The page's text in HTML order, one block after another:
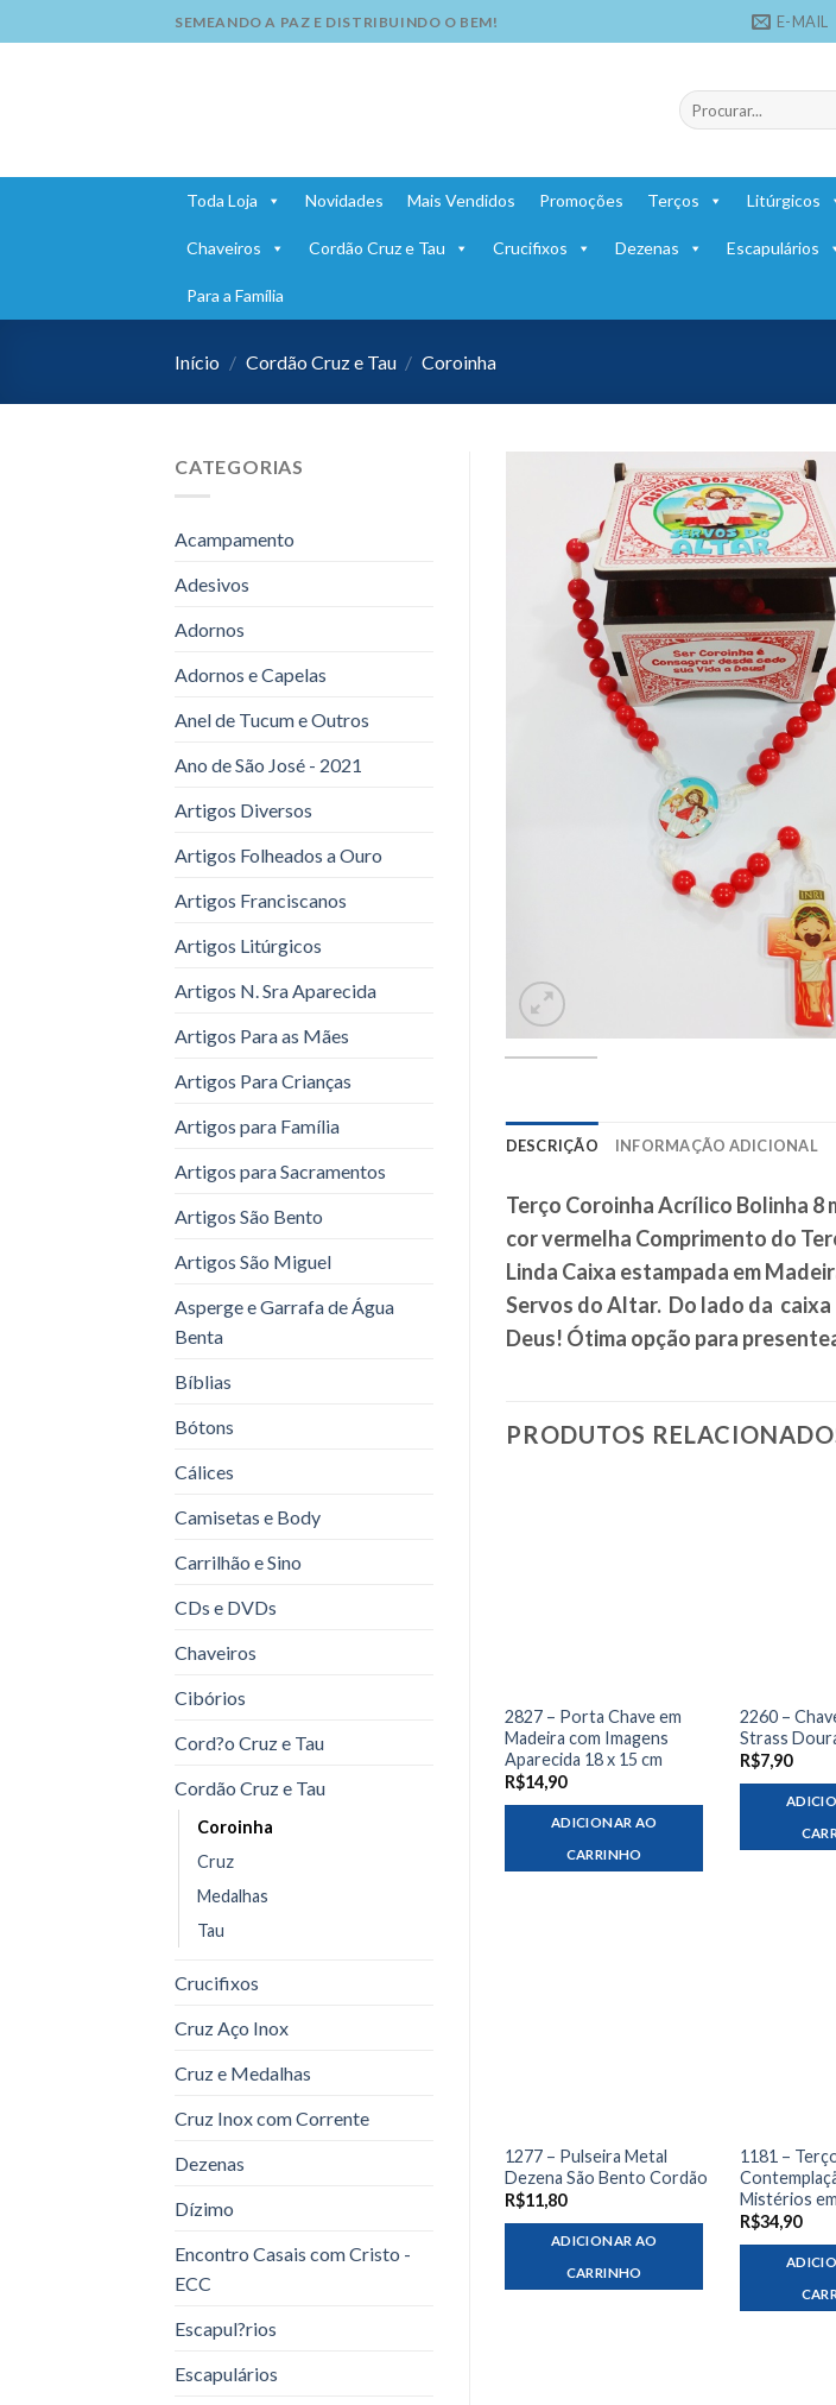
to
SEMEANDO A PAZ E DISTRIBUINDO O BEM! E-MAIL
Pesquisar
por:
Toda Loja Novidades Mais Vendidos Promoções Terços Litúrgicos
Chaveiros Cordão Cruz e Tau Crucifixos Dezenas Escapulários
Para a Família
Início / Cordão Cruz e Tau / Coroinha
CATEGORIAS
Acampamento
Adesivos
Adornos
Adornos e Capelas
Anel de Tucum e Outros
Ano de São José - 2021
Artigos Diversos
Artigos Folheados a Ouro
Artigos Franciscanos
Artigos Litúrgicos
Artigos N. Sra Aparecida
Artigos Para as Mães
Artigos Para Crianças
Artigos para Família
Artigos para Sacramentos
Artigos São Bento
Artigos São Miguel
Asperge e Garrafa de Água
Benta
Bíblias
Bótons
Cálices
Camisetas e Body
Carrilhão e Sino
CDs e DVDs
Chaveiros
Cibórios
Cord?o Cruz e Tau
Cordão Cruz e Tau
Coroinha
Cruz
Medalhas
Tau
Crucifixos
Cruz Aço Inox
Cruz e Medalhas
Cruz Inox com Corrente
Dezenas
Dízimo
Encontro Casais com Cristo -
ECC
Escapul?rios
Escapulários
DESCRIÇÃO INFORMAÇÃO ADICIONAL
Terço Coroinha Acrílico Bolinha 8
cor vermelha Comprimento do
Linda Caixa estampada em
Servos do Altar. Do lado da
Deus! Ótima opção para
PRODUTOS
2827 – Porta Chave em
Madeira com Imagens
Aparecida 18 x 15 cm
R$14,90
ADICIONAR AO
CARRINHO
2260 –
Strass
R$7,90
1277 – Pulseira Metal
Dezena São Bento Cordão
R$11,80
ADICIONAR AO
CARRINHO
1181 –
Mistérios
R$34,90